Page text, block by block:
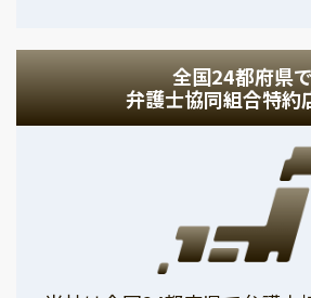
全国24都府県
弁護士協同組合特約